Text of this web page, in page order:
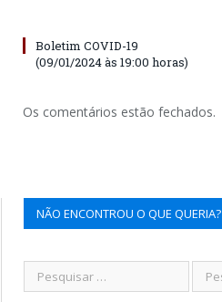
Boletim COVID-19
(09/01/2024 às 19:00 horas)
Os comentários estão fechados.
NÃO ENCONTROU O QUE QUERIA?